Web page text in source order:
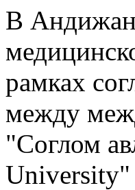
В
рамках
между
"Соглом